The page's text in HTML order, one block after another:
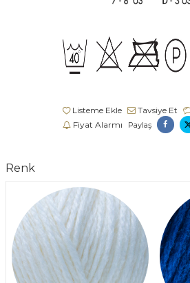
Listeme Ekle Tavsiye Et
Fiyat Alarmı
Paylaş
Renk